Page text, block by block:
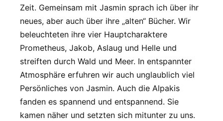
Zeit. Gemeinsam mit Jasmin sprach ich über ihr
neues, aber auch über ihre „alten“ Bücher. Wir
beleuchteten ihre vier Hauptcharaktere
Prometheus, Jakob, Aslaug und Helle und
streiften durch Wald und Meer. In entspannter
Atmosphäre erfuhren wir auch unglaublich viel
Persönliches von Jasmin. Auch die Alpakis
fanden es spannend und entspannend. Sie
kamen näher und setzten sich mitunter zu uns.